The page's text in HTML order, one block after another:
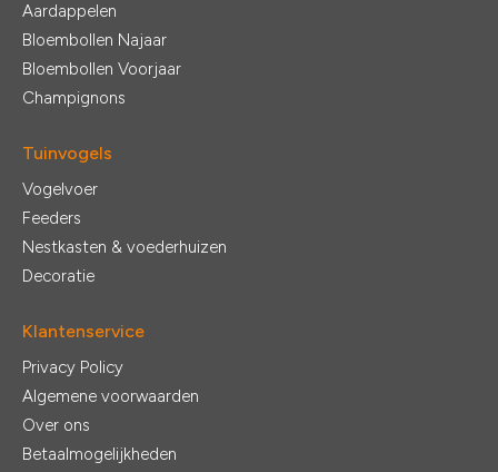
Aardappelen
Bloembollen Najaar
Bloembollen Voorjaar
Champignons
Tuinvogels
Vogelvoer
Feeders
Nestkasten & voederhuizen
Decoratie
Klantenservice
Privacy Policy
Algemene voorwaarden
Over ons
Betaalmogelijkheden